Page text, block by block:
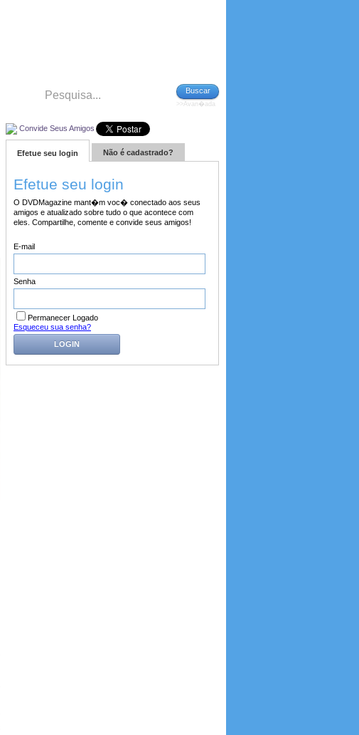
Buscar
>>Avan�ada
Convide Seus Amigos
Efetue seu login Não é cadastrado?
Efetue seu login
O DVDMagazine mant�m voc� conectado aos seus
amigos e atualizado sobre tudo o que acontece com
eles. Compartilhe, comente e convide seus amigos!
E-mail
Senha
Permanecer Logado
Esqueceu sua senha?
LOGIN